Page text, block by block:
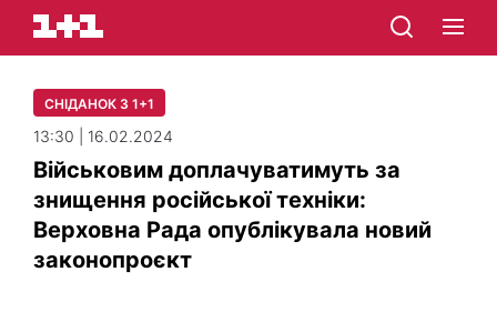
СНІДАНОК З 1+1
13:30 | 16.02.2024
Військовим доплачуватимуть за
знищення російської техніки:
Верховна Рада опублікувала новий
законопроєкт